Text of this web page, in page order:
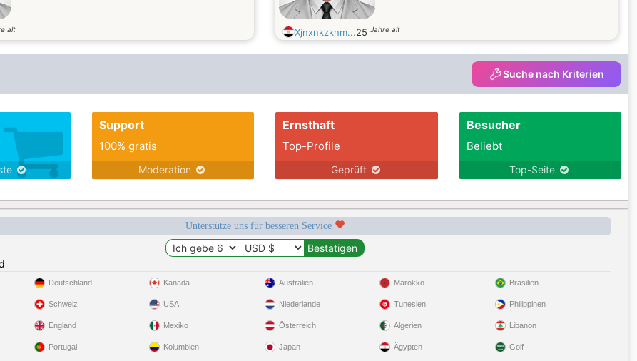
alt Xjnxnkzknm...25 Jahre alt
Suche nach Kriterien
Support
100% gratis
Moderation
Ernsthaft
Top-Profile
Geprüft
Besucher
Beliebt
Top-Seite
Unterstütze uns für besseren Service
Deutschland
Schweiz
England
Portugal
Kanada
USA
Mexiko
Kolumbien
Australien
Niederlande
Österreich
Japan
Marokko
Tunesien
Algerien
Ägypten
Brasilien
Philippinen
Libanon
Golf